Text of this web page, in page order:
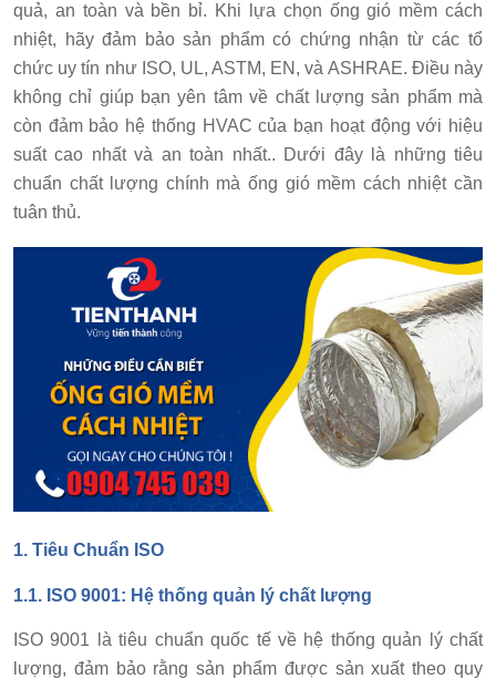
quả, an toàn và bền bỉ. Khi lựa chọn ống gió mềm cách
nhiệt, hãy đảm bảo sản phẩm có chứng nhận từ các tổ
chức uy tín như ISO, UL, ASTM, EN, và ASHRAE. Điều này
không chỉ giúp bạn yên tâm về chất lượng sản phẩm mà
còn đảm bảo hệ thống HVAC của bạn hoạt động với hiệu
suất cao nhất và an toàn nhất.. Dưới đây là những tiêu
chuẩn chất lượng chính mà ống gió mềm cách nhiệt cần
tuân thủ.
1. Tiêu Chuẩn ISO
1.1. ISO 9001: Hệ thống quản lý chất lượng
ISO 9001 là tiêu chuẩn quốc tế về hệ thống quản lý chất
lượng, đảm bảo rằng sản phẩm được sản xuất theo quy